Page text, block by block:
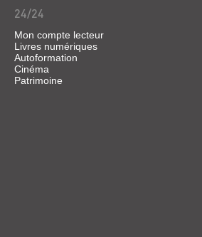
24/24
Mon compte lecteur
Livres numériques
Autoformation
Cinéma
Patrimoine